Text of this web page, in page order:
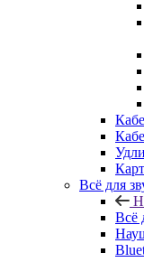
Всё для
Всё